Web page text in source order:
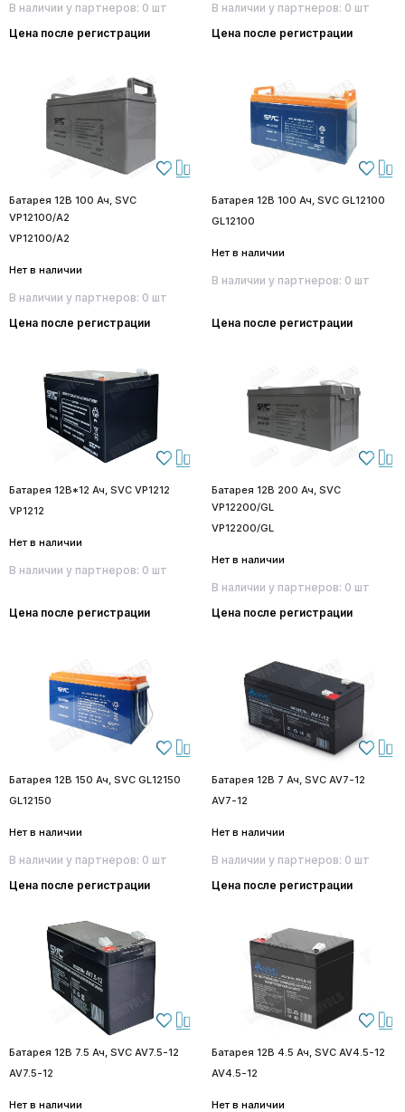
В наличии у партнеров: 0 шт
Цена после регистрации
В наличии у партнеров: 0 шт
Цена после регистрации
Батарея 12В 100 Ач, SVC
VP12100/A2
VP12100/A2
Нет в наличии
В наличии у партнеров: 0 шт
Цена после регистрации
Батарея 12В 100 Ач, SVC GL12100
GL12100
Нет в наличии
В наличии у партнеров: 0 шт
Цена после регистрации
Батарея 12В*12 Ач, SVC VP1212
VP1212
Нет в наличии
В наличии у партнеров: 0 шт
Цена после регистрации
Батарея 12В 200 Ач, SVC
VP12200/GL
VP12200/GL
Нет в наличии
В наличии у партнеров: 0 шт
Цена после регистрации
Батарея 12В 150 Ач, SVC GL12150
GL12150
Нет в наличии
В наличии у партнеров: 0 шт
Цена после регистрации
Батарея 12В 7 Ач, SVC AV7-12
AV7-12
Нет в наличии
В наличии у партнеров: 0 шт
Цена после регистрации
Батарея 12В 7.5 Ач, SVC AV7.5-12
AV7.5-12
Нет в наличии
Батарея 12В 4.5 Ач, SVC AV4.5-12
AV4.5-12
Нет в наличии